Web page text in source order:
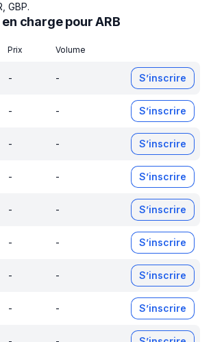
GBP.
charge pour ARB
Prix Volume
- - S’inscrire
- - S’inscrire
- - S’inscrire
- - S’inscrire
- - S’inscrire
- - S’inscrire
- - S’inscrire
- - S’inscrire